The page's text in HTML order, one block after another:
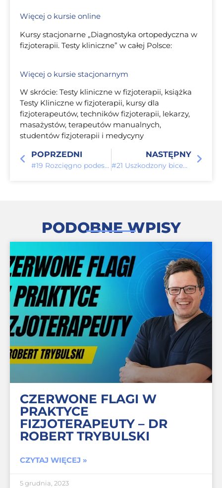
Więcej o kursie online
Kursy stacjonarne „Diagnostyka ortopedyczna w
fizjoterapii. Testy kliniczne” w całej Polsce:
Więcej o kursie stacjonarnym
W skrócie: Testy kliniczne w fizjoterapii, książka
Testy Kliniczne w fizjoterapii, kursy dla
fizjoterapeutów, techników fizjoterapii, lekarzy,
masażystów, terapeutów manualnych,
studentów fizjoterapii i medycyny
POPRZEDNI
#19 Rozcięgno podeszwowe – mity i fakty
NASTĘPNY
#21 Uszkodzony biceps? Sprawdź test Ludingtona!
PODOBNE WPISY
CZERWONE FLAGI W
PRAKTYCE
FIZJOTERAPEUTY – DR
ROBERT TRYBULSKI
CZYTAJ WIĘCEJ »
5 grudnia, 2023